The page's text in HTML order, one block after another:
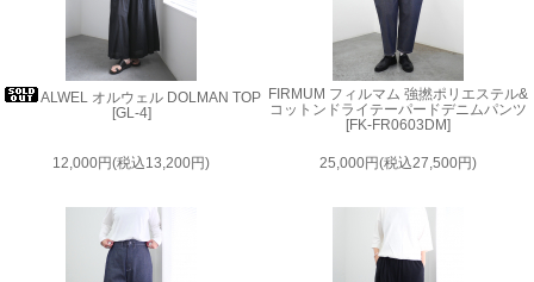
ALWEL オルウェル DOLMAN TOP
[GL-4]
12,000円(税込13,200円)
FIRMUM フィルマム 強撚ポリエステル&
コットンドライテーパードデニムパンツ
[FK-FR0603DM]
25,000円(税込27,500円)